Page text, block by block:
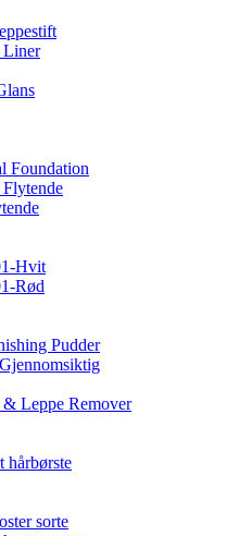
Liner
Foundation
Hvit
Rød
Pudder
Leppe Remover
hårbørste
sorte